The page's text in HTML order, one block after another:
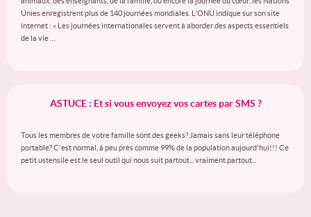
Unies enregistrent plus de 140 journées mondiales. L’ONU indique sur son site
internet : « Les journées internationales servent à aborder des aspects essentiels
de la vie …
ASTUCE : Et si vous envoyez vos cartes par SMS ?
Tous les membres de votre famille sont des geeks? Jamais sans leur téléphone
portable? C'est normal, à peu près comme 99% de la population aujourd'hui!!! Ce
petit ustensile est le seul outil qui nous suit partout... vraiment partout...